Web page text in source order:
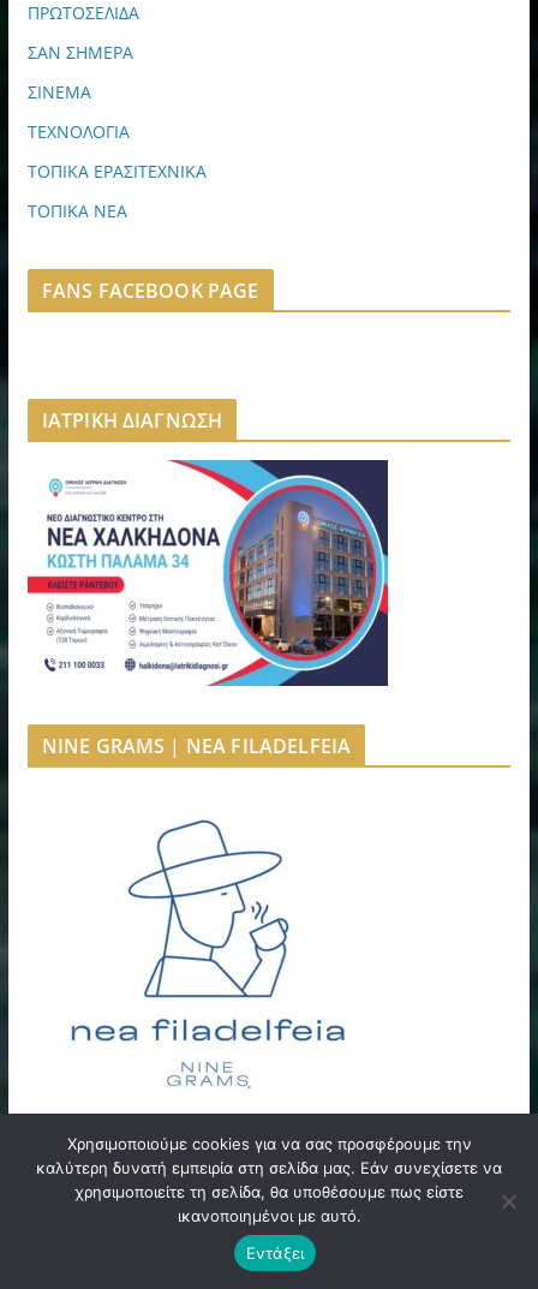
ΠΡΩΤΟΣΕΛΙΔΑ
ΣΑΝ ΣΗΜΕΡΑ
ΣΙΝΕΜΑ
ΤΕΧΝΟΛΟΓΙΑ
ΤΟΠΙΚΑ ΕΡΑΣΙΤΕΧΝΙΚΑ
ΤΟΠΙΚΑ ΝΕΑ
FANS FACEBOOK PAGE
ΙΑΤΡΙΚΗ ΔΙΑΓΝΩΣΗ
NINE GRAMS | NEA FILADELFEIA
PADEL ΝΕΑ ΦΙΛΑΔΕΛΦΕΙΑ
Χρησιμοποιούμε cookies για να σας προσφέρουμε την
καλύτερη δυνατή εμπειρία στη σελίδα μας. Εάν συνεχίσετε να
χρησιμοποιείτε τη σελίδα, θα υποθέσουμε πως είστε
ικανοποιημένοι με αυτό.
Εντάξει